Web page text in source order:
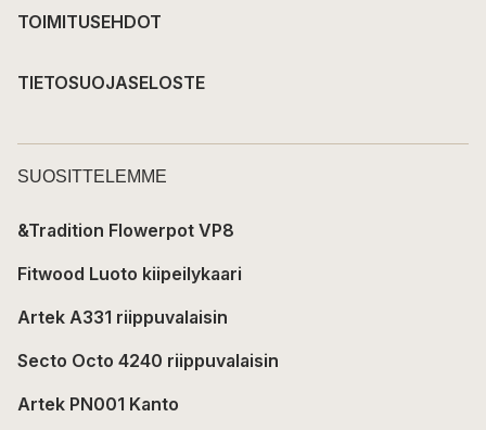
TOIMITUSEHDOT
TIETOSUOJASELOSTE
SUOSITTELEMME
&Tradition Flowerpot VP8
Fitwood Luoto kiipeilykaari
Artek A331 riippuvalaisin
Secto Octo 4240 riippuvalaisin
Artek PN001 Kanto